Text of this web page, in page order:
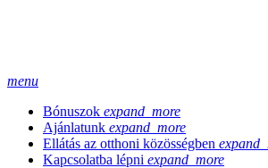
menu
Bónuszok expand_more
Ajánlatunk expand_more
Ellátás az otthoni közösségben
Kapcsolatba lépni expand_more